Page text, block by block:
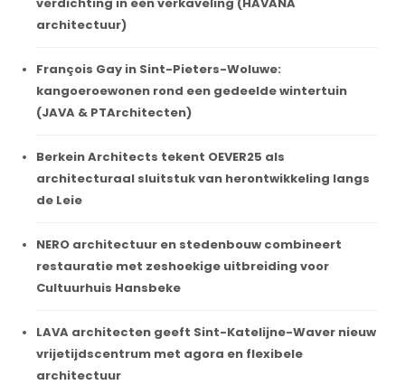
architectuur)
François Gay in Sint-Pieters-Woluwe:
kangoeroewonen rond een gedeelde wintertuin
(JAVA & PTArchitecten)
Berkein Architects tekent OEVER25 als
architecturaal sluitstuk van herontwikkeling langs
de Leie
NERO architectuur en stedenbouw combineert
restauratie met zeshoekige uitbreiding voor
Cultuurhuis Hansbeke
LAVA architecten geeft Sint-Katelijne-Waver nieuw
vrijetijdscentrum met agora en flexibele
architectuur